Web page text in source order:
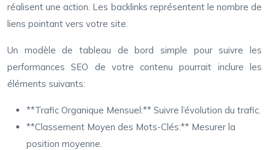
réalisent une action. Les backlinks représentent le nombre de
liens pointant vers votre site.
Un modèle de tableau de bord simple pour suivre les
performances SEO de votre contenu pourrait inclure les
éléments suivants:
**Trafic Organique Mensuel:** Suivre l’évolution du trafic.
**Classement Moyen des Mots-Clés:** Mesurer la
position moyenne.